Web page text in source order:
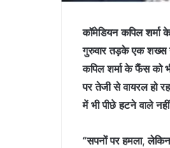
कॉमेडियन कपिल
गुरुवार तड़के एक शख्स ने
कपिल शर्मा के फैंस को
पर तेजी से वायरल हो
में भी पीछे हटने वाले
“सपनों पर हमला,